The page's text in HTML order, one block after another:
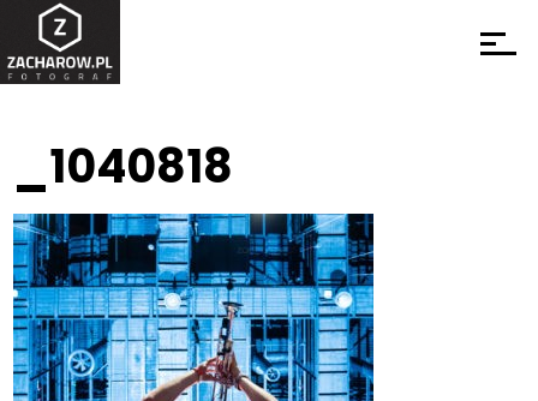
_1040818